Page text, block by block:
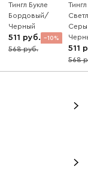
Тингл Букле
Бордовый/
Черный
511 10
568 511
568